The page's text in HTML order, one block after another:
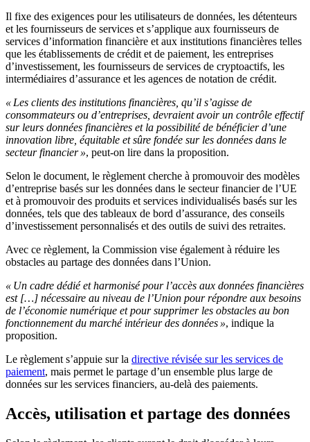
Il fixe des exigences pour les utilisateurs de données, les détenteurs
et les fournisseurs de services et s’applique aux fournisseurs de
services d’information financière et aux institutions financières telles
que les établissements de crédit et de paiement, les entreprises
d’investissement, les fournisseurs de services de cryptoactifs, les
intermédiaires d’assurance et les agences de notation de crédit.
« Les clients des institutions financières, qu’il s’agisse de
consommateurs ou d’entreprises, devraient avoir un contrôle effectif
sur leurs données financières et la possibilité de bénéficier d’une
innovation libre, équitable et sûre fondée sur les données dans le
secteur financier », peut-on lire dans la proposition.
Selon le document, le règlement cherche à promouvoir des modèles
d’entreprise basés sur les données dans le secteur financier de l’UE
et à promouvoir des produits et services individualisés basés sur les
données, tels que des tableaux de bord d’assurance, des conseils
d’investissement personnalisés et des outils de suivi des retraites.
Avec ce règlement, la Commission vise également à réduire les
obstacles au partage des données dans l’Union.
« Un cadre dédié et harmonisé pour l’accès aux données financières
est […] nécessaire au niveau de l’Union pour répondre aux besoins
de l’économie numérique et pour supprimer les obstacles au bon
fonctionnement du marché intérieur des données », indique la
proposition.
Le règlement s’appuie sur la directive révisée sur les services de
paiement, mais permet le partage d’un ensemble plus large de
données sur les services financiers, au-delà des paiements.
Accès, utilisation et partage des données